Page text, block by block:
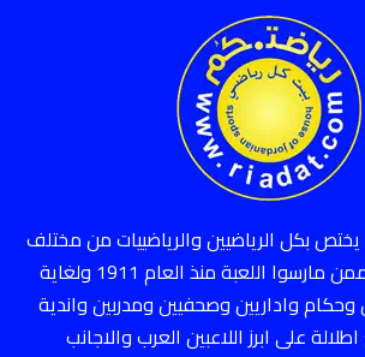
بكل الرياضيين والرياضييات من مختلف
الاعمار والألعاب ممن مارسوا اللعبة منذ العام 1911 ولغاية
وحكام واداريين وصحفيين ومدربين واندية
على ابرز اللاعبين العرب والاجانب